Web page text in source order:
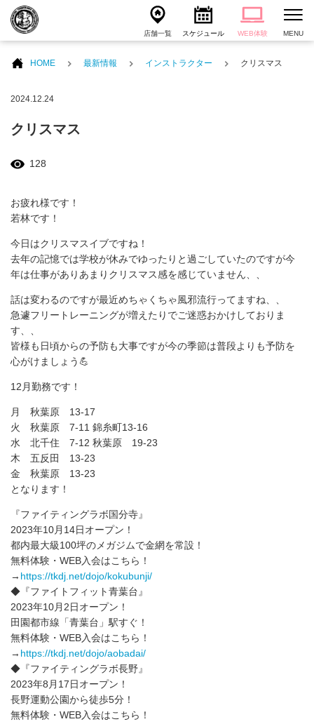
店舗一覧 スケジュール WEB体験 MENU
HOME 最新情報 インストラクター クリスマス
2024.12.24
クリスマス
128
お疲れ様です！
若林です！
今日はクリスマスイブですね！
去年の記憶では学校が休みでゆったりと過ごしていたのですが今
年は仕事がありあまりクリスマス感を感じていません、、
話は変わるのですが最近めちゃくちゃ風邪流行ってますね、、
急遽フリートレーニングが増えたりでご迷惑おかけしておりま
す、、
皆様も日頃からの予防も大事ですが今の季節は普段よりも予防を
心がけましょう💪
12月勤務です！
月 秋葉原 13-17
火 秋葉原 7-11 錦糸町13-16
水 北千住 7-12 秋葉原 19-23
木 五反田 13-23
金 秋葉原 13-23
となります！
『ファイティングラボ国分寺』
2023年10月14日オープン！
都内最大級100坪のメガジムで金網を常設！
無料体験・WEB入会はこちら！
→ https://tkdj.net/dojo/kokubunji/
◆『ファイトフィット青葉台』
2023年10月2日オープン！
田園都市線「青葉台」駅すぐ！
無料体験・WEB入会はこちら！
→ https://tkdj.net/dojo/aobadai/
◆『ファイティングラボ長野』
2023年8月17日オープン！
長野運動公園から徒歩5分！
無料体験・WEB入会はこちら！